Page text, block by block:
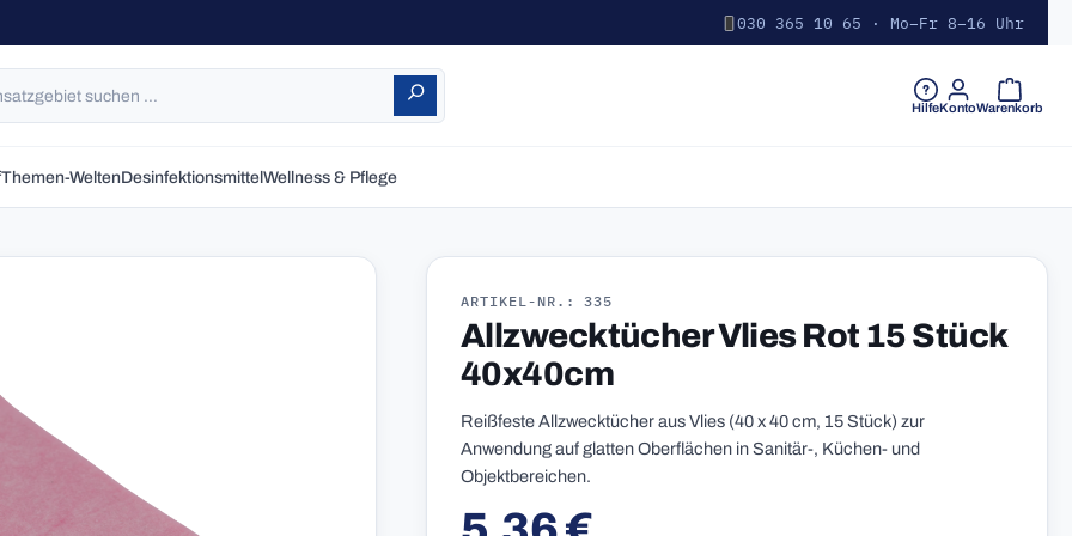
030 365 10 65 · Mo–Fr 8–16 Uhr
HilfeKontoWarenkorb
Themen-WeltenDesinfektionsmittelWellness & Pflege
ARTIKEL-NR.: 335
Allzwecktücher Vlies Rot 15 Stück
40x40cm
Reißfeste Allzwecktücher aus Vlies (40 x 40 cm, 15 Stück) zur
Anwendung auf glatten Oberflächen in Sanitär-, Küchen- und
Objektbereichen.
Regulärer Preis: